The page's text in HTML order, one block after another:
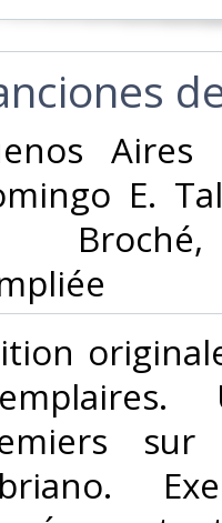
Aires
E.
Broché,